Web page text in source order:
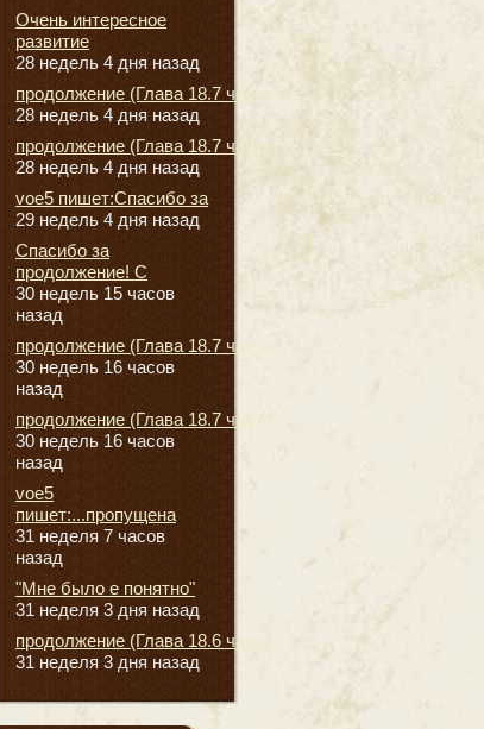
Очень интересное
развитие
28 недель 4 дня назад
продолжение (Глава 18.7 часть
28 недель 4 дня назад
продолжение (Глава 18.7 часть
28 недель 4 дня назад
voe5 пишет:Спасибо за
29 недель 4 дня назад
Спасибо за
продолжение! С
30 недель 15 часов
назад
продолжение (Глава 18.7 часть
30 недель 16 часов
назад
продолжение (Глава 18.7 часть
30 недель 16 часов
назад
voe5
пишет:...пропущена
31 неделя 7 часов
назад
"Мне было е понятно"
31 неделя 3 дня назад
продолжение (Глава 18.6 часть
31 неделя 3 дня назад